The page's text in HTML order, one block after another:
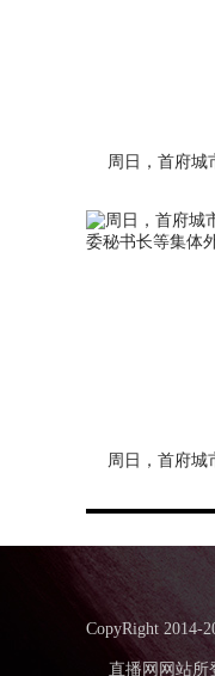
周日，首府城
周日，首府城
CopyRight 2014-
直播网网站所